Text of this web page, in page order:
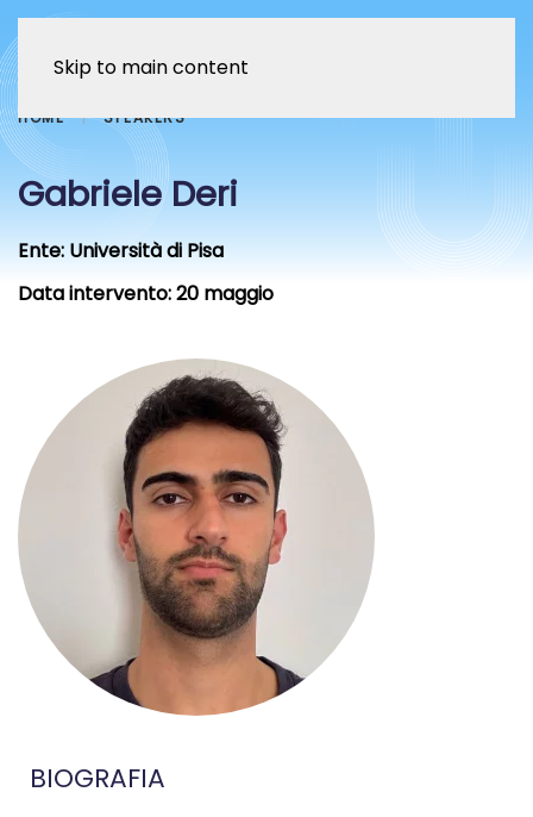
Skip to main content
HOME SPEAKERS
Gabriele Deri
Ente: Università di Pisa
Data intervento:20 maggio
BIOGRAFIA